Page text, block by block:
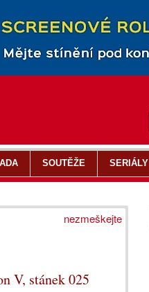
nezmeškejte
V, stánek 025
SOUTĚŽE SERIÁLY